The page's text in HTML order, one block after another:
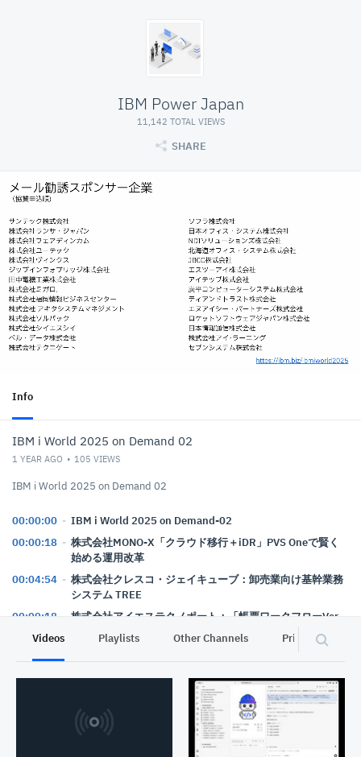
IBM Power Japan
11,142 TOTAL VIEWS
SHARE
Info
IBM i World 2025 on Demand 02
1 YEAR AGO 105 VIEWS
IBM i World 2025 on Demand 02
00:00:00
IBM i World 2025 on Demand-02
00:00:18
株式会社MONO-X「クラウド移行＋iDR」PVS Oneで賢く
始める運用改革
00:04:54
株式会社クレスコ・ジェイキューブ：卸売業向け基幹業務
システム TREE
00:09:18
株式会社アイエステクノポート：「帳票ワークフローVer
2.0」＆漢字管理ツール「i-CGU」
株式会社GxP：AIの力でレガシーの技術継承と近代化を実
三和コムテック株式会社：IBMiを次世代に繋ぐ開発とセキ
ソリューション・ラボ・ジャパン株式会社：【IBM i】人材
育成＆開発効率化＆BCP対策ソリューション
Videos Playlists Other Channels Privacy